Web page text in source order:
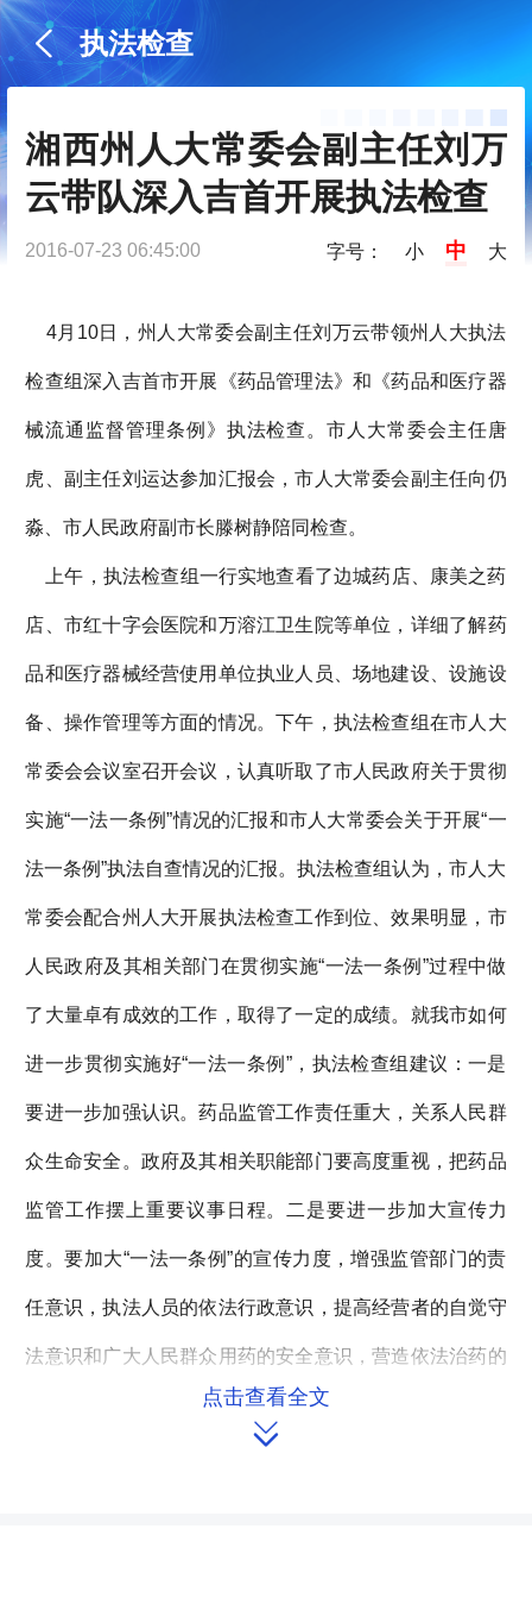
执法检查
湘西州人大常委会副主任刘万
云带队深入吉首开展执法检查
2016-07-23 06:45:00 字号： 小 中 大
4月10日，州人大常委会副主任刘万云带领州人大执法
检查组深入吉首市开展《药品管理法》和《药品和医疗器
械流通监督管理条例》执法检查。市人大常委会主任唐
虎、副主任刘运达参加汇报会，市人大常委会副主任向仍
淼、市人民政府副市长滕树静陪同检查。
上午，执法检查组一行实地查看了边城药店、康美之药
店、市红十字会医院和万溶江卫生院等单位，详细了解药
品和医疗器械经营使用单位执业人员、场地建设、设施设
备、操作管理等方面的情况。下午，执法检查组在市人大
常委会会议室召开会议，认真听取了市人民政府关于贯彻
实施“一法一条例”情况的汇报和市人大常委会关于开展“一
法一条例”执法自查情况的汇报。执法检查组认为，市人大
常委会配合州人大开展执法检查工作到位、效果明显，市
人民政府及其相关部门在贯彻实施“一法一条例”过程中做
了大量卓有成效的工作，取得了一定的成绩。就我市如何
进一步贯彻实施好“一法一条例”，执法检查组建议：一是
要进一步加强认识。药品监管工作责任重大，关系人民群
众生命安全。政府及其相关职能部门要高度重视，把药品
监管工作摆上重要议事日程。二是要进一步加大宣传力
度。要加大“一法一条例”的宣传力度，增强监管部门的责
任意识，执法人员的依法行政意识，提高经营者的自觉守
法意识和广大人民群众用药的安全意识，营造依法治药的
良好氛围。三是要进一步抓实监管工作。相关职能部门要
加强协调沟通，加大对药品市场的职能监管力度，严厉打
点击查看全文
